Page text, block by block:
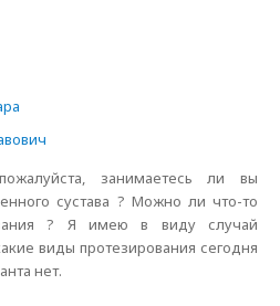
занимаетесь ли вы
сустава ? Можно ли что-то
? Я имею в виду случай
виды протезирования сегодня
нет.